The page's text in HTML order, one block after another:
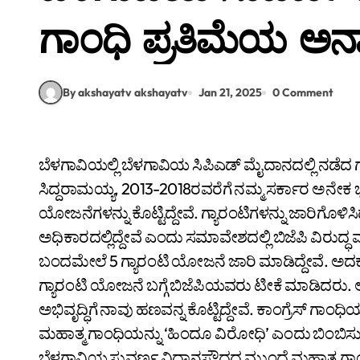
ಗಾಂಧಿ ಪ್ರತಿಮೆಯ
By akshayatv akshayatv Jan 21, 2025 0 Comment
ಬೆಳಗಾವಿಯಲ್ಲಿ ಬೆಳಗಾವಿಯ ಸಿಪಿಎಡ್ ಮೈದಾನದಲ್ಲಿ ನಡೆದ ಗಾಂಧಿ ಭಾರತ ಸಮಾವೇಶದಲ್ಲಿ ಮಾತನಾಡಿದ ಸಿಎಂ
ಸಿದ್ದರಾಮಯ್ಯ, 2013-2018ರವರೆಗೆ ನಮ್ಮ ಸರ್ಕಾರ ಅನೇಕ
ಯೋಜನೆಗಳನ್ನು ಕೊಟ್ಟಿದ್ದೇವೆ. ಗ್ಯಾರಂಟಿಗಳನ್ನು
ಅಧಿಕಾರದಲ್ಲಿದ್ದೇವೆ ಎಂದು ಸಮಾವೇಶದಲ್ಲಿ ಬಿಜೆಪಿ ವಿರುದ್ಧ
ಬಂದಮೇಲೆ 5 ಗ್ಯಾರಂಟಿ ಯೋಜನೆ ಜಾರಿ ಮಾಡಿದ್ದೇವೆ.
ಗ್ಯಾರಂಟಿ ಯೋಜನೆ ಬಗ್ಗೆ ಬಿಜೆಪಿಯವರು ಟೀಕೆ ಮಾಡಿದರು.
ಅಭಿವೃದ್ಧಿಗೆ ನಾವು ಹಣವನ್ನ ಕೊಟ್ಟಿದ್ದೇವೆ. ಕಾಂಗ್ರೆಸ್
ಮಹಾತ್ಮ ಗಾಂಧಿಯನ್ನು ‘ಹಿಂದೂ ವಿರೋಧಿ’ ಎಂದು